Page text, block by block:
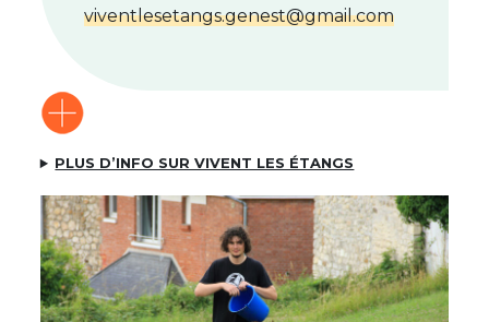
viventlesetangs.genest@gmail.com
PLUS D’INFO SUR VIVENT LES ÉTANGS